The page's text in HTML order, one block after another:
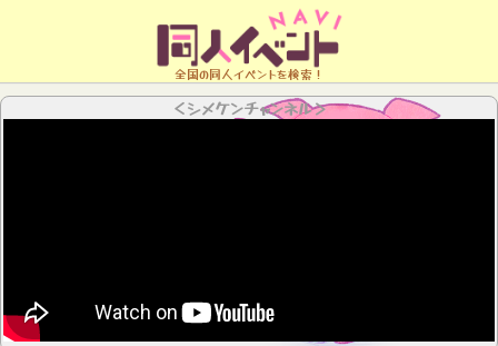
全国の同人イベントを検索！
＜シメケンチャンネル＞